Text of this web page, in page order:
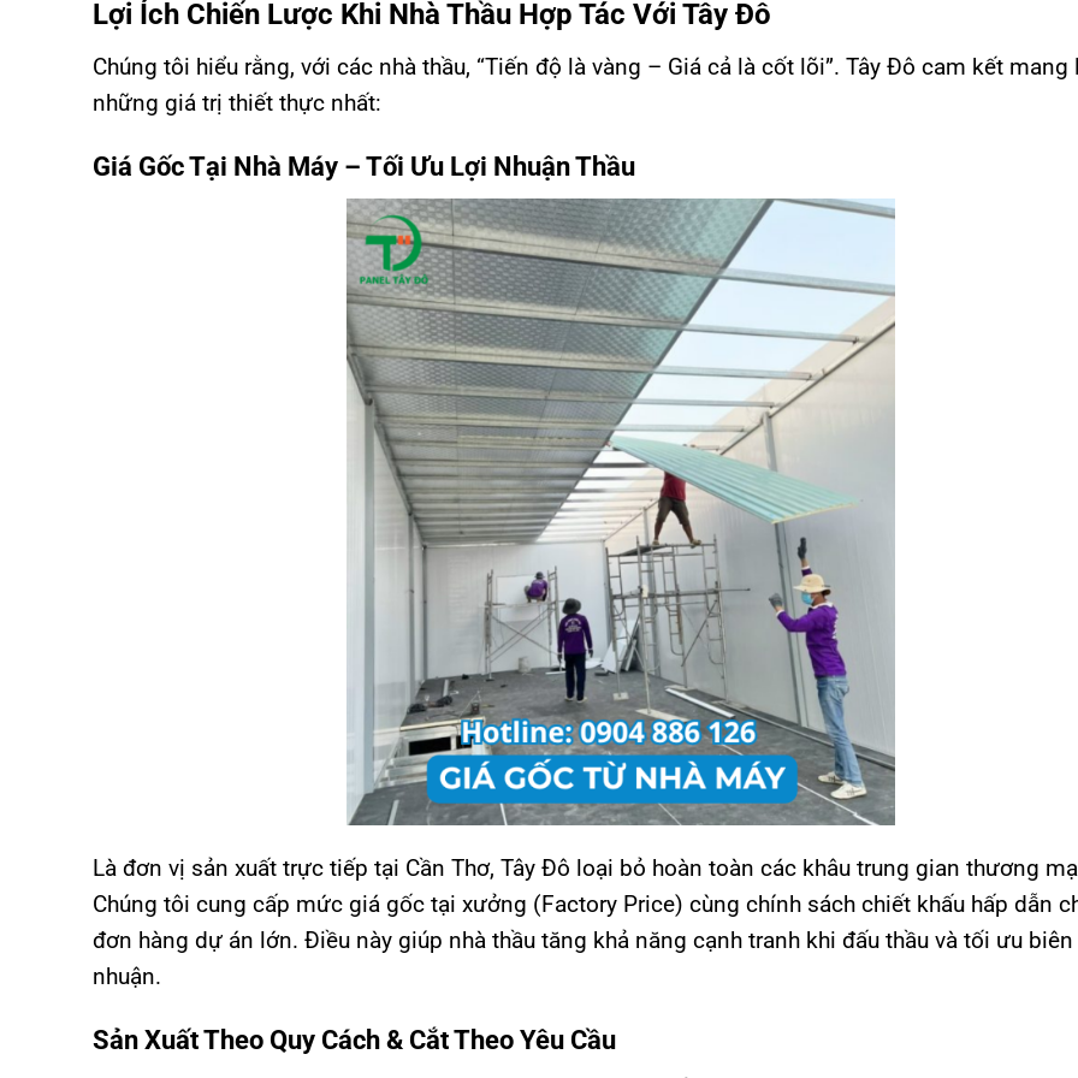
Lợi Ích Chiến Lược Khi Nhà Thầu Hợp Tác Với Tây Đô
Chúng tôi hiểu rằng, với các nhà thầu, “Tiến độ là vàng – Giá cả là cốt lõi”. Tây Đô cam kết mang
những giá trị thiết thực nhất:
Giá Gốc Tại Nhà Máy – Tối Ưu Lợi Nhuận Thầu
Là đơn vị sản xuất trực tiếp tại Cần Thơ, Tây Đô loại bỏ hoàn toàn các khâu trung gian thương
Chúng tôi cung cấp mức giá gốc tại xưởng (Factory Price) cùng chính sách chiết khấu hấp dẫn
đơn hàng dự án lớn. Điều này giúp nhà thầu tăng khả năng cạnh tranh khi đấu thầu và tối ưu
nhuận.
Sản Xuất Theo Quy Cách & Cắt Theo Yêu Cầu